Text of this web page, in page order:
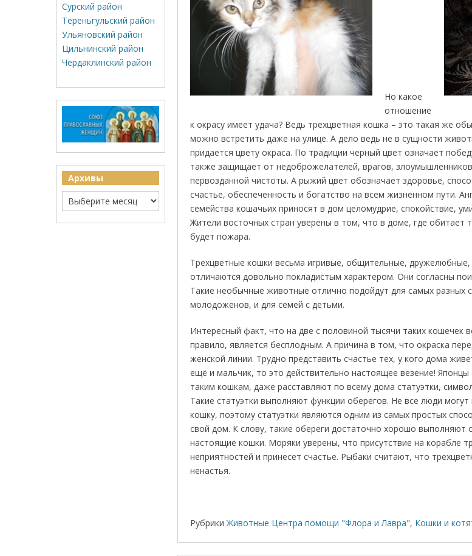
Но какое
отношение
к окрасу имеет удача? Ведь трехцветная кошка – это такая же
можно встретить даже на улице. А дело ведь не в сущности
придается цвету окраса. По традиции черный цвет означает
также защищает от недоброжелателей, врагов,
первозданной чистоты. А рыжий цвет обозначает здоровье,
счастье, обеспеченность и богатство на всем жизненном пути.
семейства кошачьих приносят в дом целомудрие, спокойствие,
Жители восточных стран уверены в том, что в доме, где обитает
будет пожара.
Трехцветные кошки весьма игривые, общительные,
отличаются довольно покладистым характером. Они согласны
Такие необычные животные отлично подойдут для самых разных
молодоженов, и для семей с детьми.
Интересный факт, что на две с половиной тысячи таких кошечек
правило, является бесплодным. А причина в том, что окраска
женской линии. Трудно представить счастье тех, у кого дома
ещё и мальчик, то это действительно настоящее везение!
таким кошкам, даже расставляют по всему дома статуэтки,
Такие статуэтки выполняют функции оберегов. Не все люди
кошку, поэтому статуэтки являются одним из самых простых
свой дом. К слову, такие обереги достаточно хорошо
настоящие кошки. Моряки уверены, что присутствие на корабле
неприятностей и принесет счастье. Рыбаки считают, что
ненастья.
Рубрики Животные Центра помощи "Флора и Лавра", Кошки и
Сурский район
Тереньгульский район
Ульяновский район
Цильнинский район
Чердаклинский район
Архивы